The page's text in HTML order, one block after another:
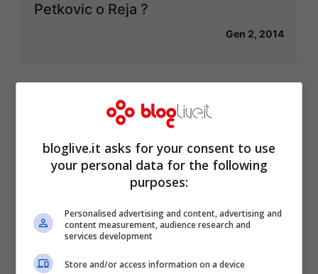
Petkovic o Reja ?
Gen 2, 2014
Lotito-Petkovic: è battaglia
sull’esonero, intanto Reja è pronto
Dic 26, 2013
bloglive.it asks for your consent to use
your personal data for the following
purposes:
Personalised advertising and content, advertising and
content measurement, audience research and
services development
Store and/or access information on a device